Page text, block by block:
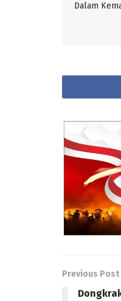
Dalam
Previous Post